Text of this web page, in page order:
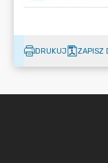
DRUKUJ ZAPISZ